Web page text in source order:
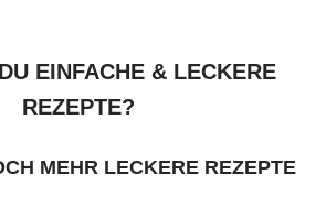
EINFACHE & LECKERE
REZEPTE?
MEHR LECKERE REZEPTE